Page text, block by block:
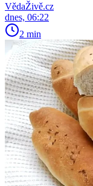
VědaŽivě.cz
dnes, 06:22
2 min